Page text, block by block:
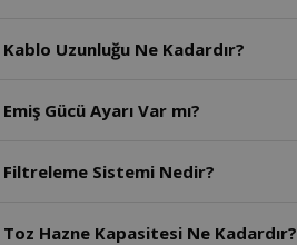
Uzunluğu Ne Kadardır?
Gücü Ayarı Var mı?
Filtreleme Sistemi Nedir?
Hazne Kapasitesi Ne Kadardır?